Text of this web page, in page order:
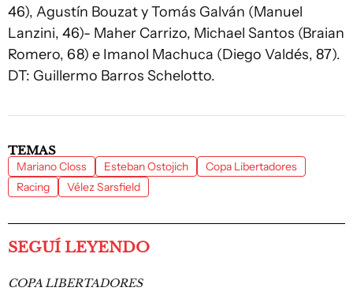
46), Agustín Bouzat y Tomás Galván (Manuel
Lanzini, 46)- Maher Carrizo, Michael Santos (Braian
Romero, 68) e Imanol Machuca (Diego Valdés, 87).
DT: Guillermo Barros Schelotto.
TEMAS
Mariano Closs Esteban Ostojich
Copa Libertadores
Racing
Vélez Sarsfield
SEGUÍ LEYENDO
COPA LIBERTADORES